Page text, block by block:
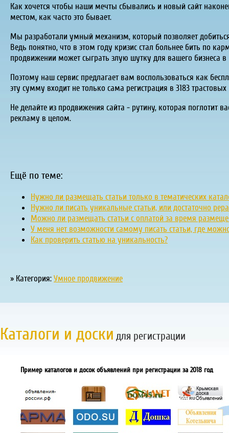
Как хочется чтобы наши мечты сбывались и новый сайт
местом, как часто это бывает.
Мы разработали умный механизм, который позволяет
Ведь понятно, что в этом году кризис стал больнее бить по
продвижении может сыграть злую шутку для вашего бизнеса
Поэтому наш сервис предлагает вам воспользоваться как
эту сумму входит не только сама регистрация в 3183
Не делайте из продвижения сайта - рутину, которая поглотит
рекламу в целом.
Ещё по теме:
Нужно ли размещать статьи только в тематических
Нужно ли писать уникальные статьи, или достаточно
Можно ли размещать статьи с оплатой за время
У меня нет возможности самому писать статьи, где
Как проверить статью на уникальность?
» Категория:Умное продвижение
Каталоги и доски для регистрации
Пример каталогов и досок объявлений при регистрации за 2018 год